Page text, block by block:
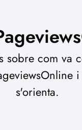
sobre com va
s'orienta.